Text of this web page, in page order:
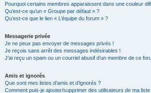
Pourquoi certains membres apparaissent dans une couleur
Qu’est-ce qu’un « Groupe par défaut » ?
Qu’est-ce que le lien « L’équipe du forum » ?
Messagerie privée
Je ne peux pas envoyer de messages privés !
Je reçois sans arrêt des messages indésirables !
J’ai reçu un spam ou un courriel abusif d’un membre de ce
Amis et ignorés
Que sont mes listes d’amis et d’ignorés ?
Comment puis-je ajouter/supprimer des utilisateurs de ma liste